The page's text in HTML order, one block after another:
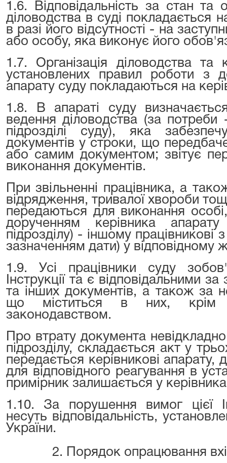
1.6. Відповідальність за стан та
діловодства в суді покладається
в разі його відсутності - на
або особу, яка виконує його
1.7. Організація діловодства
установлених правил роботи з
апарату суду покладаються на
1.8. В апараті суду
ведення діловодства (за
підрозділі суду), яка
документів у строки, що
або самим документом; звітує
виконання документів.
При звільненні працівника, а
відрядження, тривалої хвороби
передаються для виконання
дорученням керівника апарату
підрозділу) - іншому працівникові
зазначенням дати) у відповідному
1.9. Усі працівники суду
Інструкції та є відповідальними
та інших документів, а також за
що міститься в них, крім
законодавством.
Про втрату документа
підрозділу, складається акт у
передається керівникові апарату,
для відповідного реагування в
примірник залишається у керівника
1.10. За порушення вимог цієї
несуть відповідальність,
України.
2. Порядок опрацювання